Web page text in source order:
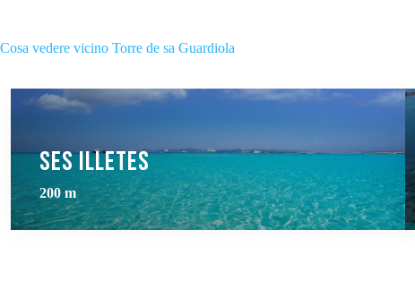
Cosa vedere vicino Torre de sa Guardiola
Ses Illetes
200 m